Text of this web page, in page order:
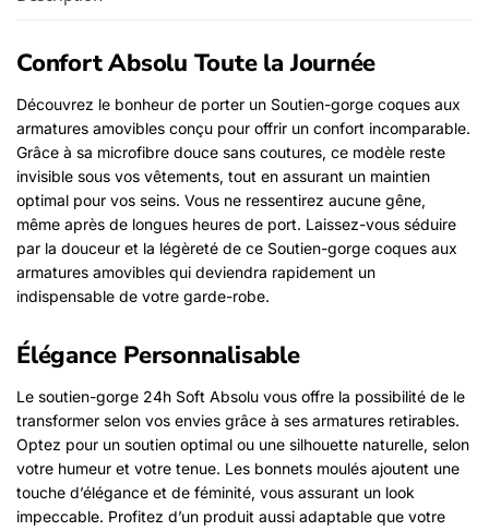
Confort Absolu Toute la Journée
Découvrez le bonheur de porter un Soutien-gorge coques aux
armatures amovibles conçu pour offrir un confort incomparable.
Grâce à sa microfibre douce sans coutures, ce modèle reste
invisible sous vos vêtements, tout en assurant un maintien
optimal pour vos seins. Vous ne ressentirez aucune gêne,
même après de longues heures de port. Laissez-vous séduire
par la douceur et la légèreté de ce Soutien-gorge coques aux
armatures amovibles qui deviendra rapidement un
indispensable de votre garde-robe.
Élégance Personnalisable
Le soutien-gorge 24h Soft Absolu vous offre la possibilité de le
transformer selon vos envies grâce à ses armatures retirables.
Optez pour un soutien optimal ou une silhouette naturelle, selon
votre humeur et votre tenue. Les bonnets moulés ajoutent une
touche d’élégance et de féminité, vous assurant un look
impeccable. Profitez d’un produit aussi adaptable que votre